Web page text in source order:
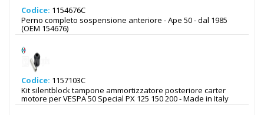
Codice: 1154676C
Perno completo sospensione anteriore - Ape 50 - dal 1985
(OEM 154676)
Codice: 1157103C
Kit silentblock tampone ammortizzatore posteriore carter
motore per VESPA 50 Special PX 125 150 200 - Made in Italy